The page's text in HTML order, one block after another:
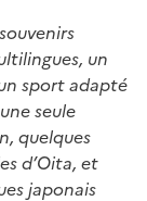
un
sport adapté
seule
quelques
d’Oita, et
japonais